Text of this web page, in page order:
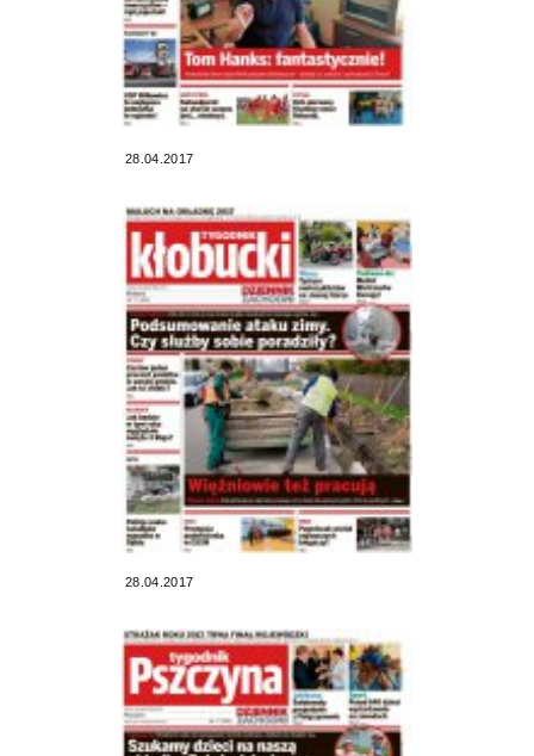
28.04.2017
28.04.2017